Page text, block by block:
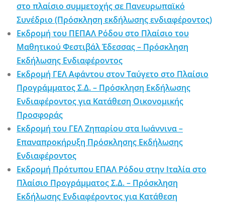
στο πλαίσιο συμμετοχής σε Πανευρωπαϊκό
Συνέδριο (Πρόσκληση εκδήλωσης ενδιαφέροντος)
Εκδρομή του ΠΕΠΑΛ Ρόδου στο Πλαίσιο του
Μαθητικού Φεστιβάλ Έδεσσας – Πρόσκληση
Εκδήλωσης Ενδιαφέροντος
Εκδρομή ΓΕΛ Αφάντου στον Ταύγετο στο Πλαίσιο
Προγράμματος Σ.Δ. – Πρόσκληση Εκδήλωσης
Ενδιαφέροντος για Κατάθεση Οικονομικής
Προσφοράς
Εκδρομή του ΓΕΛ Ζηπαρίου στα Ιωάννινα –
Επαναπροκήρυξη Πρόσκλησης Εκδήλωσης
Ενδιαφέροντος
Εκδρομή Πρότυπου ΕΠΑΛ Ρόδου στην Ιταλία στο
Πλαίσιο Προγράμματος Σ.Δ. – Πρόσκληση
Εκδήλωσης Ενδιαφέροντος για Κατάθεση